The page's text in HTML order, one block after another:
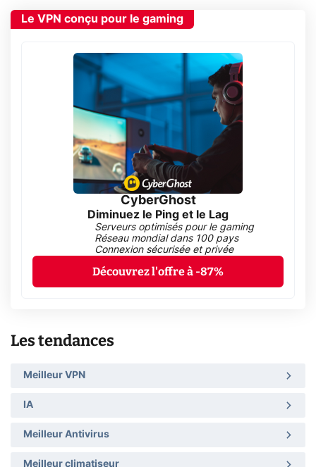
Le VPN conçu pour le gaming
CyberGhost
Diminuez le Ping et le Lag
Serveurs optimisés pour le gaming
Réseau mondial dans 100 pays
Connexion sécurisée et privée
Découvrez l'offre à -87%
Les tendances
Meilleur VPN
IA
Meilleur Antivirus
Meilleur climatiseur